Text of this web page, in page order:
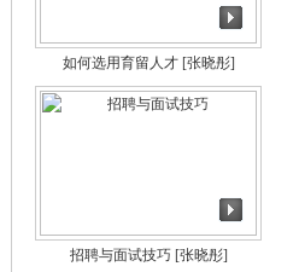
如何选用育留人才[张晓彤]
招聘与面试技巧[张晓彤]